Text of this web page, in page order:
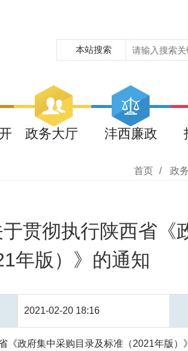
本站搜索
政务大厅 沣西廉政
首页 / 政
贯彻执行陕西省《
年版）》的通知
2021-02-20 18:16
《政府集中采购目录及标准（2021年版）